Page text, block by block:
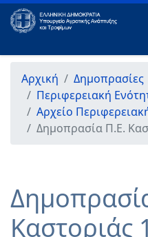
Αρχική
Δημοπρασίες
Περιφερειακή
Αρχείο
Δημοπρασία Π.Ε.
Καστοριάς